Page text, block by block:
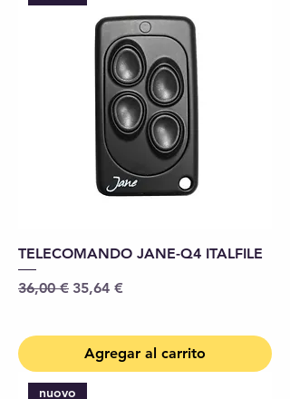
TELECOMANDO JANE-Q4 ITALFILE
Precio
36,00 € Precio de oferta
35,64 €
Agregar al carrito
nuovo